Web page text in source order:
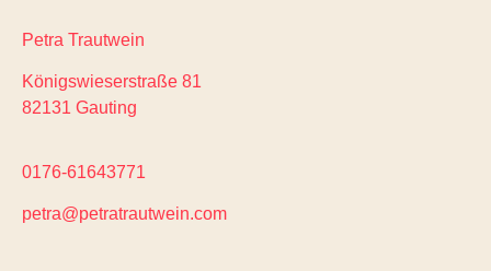
Petra Trautwein
Königswieserstraße 81
82131 Gauting
0176-61643771
petra@petratrautwein.com